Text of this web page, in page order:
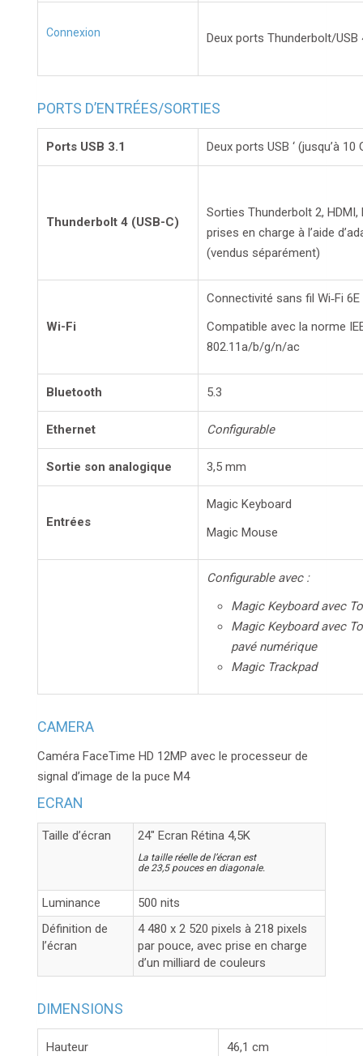
Connexion Deux ports Thunderbolt/USB
PORTS D’ENTRÉES/SORTIES
Ports USB 3.1 Deux ports USB ‘ (jusqu’à 10
Thunderbolt 4 (USB-C)
Sorties Thunderbolt 2, HDMI,
prises en charge à l’aide
(vendus séparément)
Wi-Fi
Connectivité sans fil Wi‑Fi 6E
Compatible avec la norme
802.11a/b/g/n/ac
Bluetooth 5.3
Ethernet Configurable
Sortie son analogique 3,5 mm
Entrées
Magic Keyboard
Magic Mouse
Configurable avec :
Magic Keyboard avec
Magic Keyboard avec
pavé numérique
Magic Trackpad
CAMERA
Caméra FaceTime HD 12MP avec le processeur de
signal d’image de la puce M4
ECRAN
Taille d’écran 24″ Ecran Rétina 4,5K
La taille réelle de l’écran est
de 23,5 pouces en diagonale.
Luminance
500 nits
Définition de
l’écran
4 480 x 2 520 pixels à 218 pixels
par pouce, avec prise en charge
d’un milliard de couleurs
DIMENSIONS
Hauteur 46,1 cm